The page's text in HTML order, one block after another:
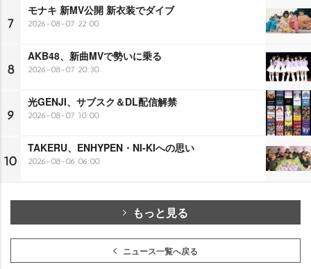
7
モナキ 新MV公開 新衣装でダイブ
2026-08-07 22:00
8
AKB48、新曲MVで勢いに乗る
2026-08-07 20:30
9
光GENJI、サブスク＆DL配信解禁
2026-08-07 10:00
10
TAKERU、ENHYPEN・NI-KIへの思い
2026-08-06 06:00
もっと見る
ニュース一覧へ戻る